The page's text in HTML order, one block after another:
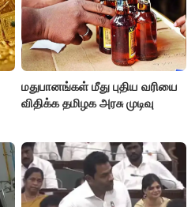
மதுபானங்கள் மீது புதிய வரியை
விதிக்க தமிழக அரசு முடிவு